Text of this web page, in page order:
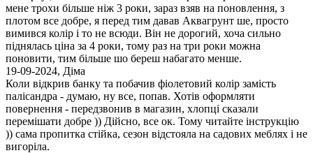
мене трохи більше ніж 3 роки, зараз взяв на поновлення, з
плотом все добре, я перед тим давав Аквагрунт ше, просто
вимився колір і то не всюди. Він не дорогий, хоча сильно
піднялась ціна за 4 роки, тому раз на три роки можна
поновити, тим більше шо береш набагато менше.
19-09-2024, Діма
Коли відкрив банку та побачив фіолетовий колір замість
палісандра - думаю, ну все, попав. Хотів оформляти
повернення - передзвонив в магазин, хлопці сказали
перемішати добре )) Дійсно, все ок. Тому читайте інструкцію
)) сама пропитка стійка, сезон відстояла на садових меблях і не
вигоріла.